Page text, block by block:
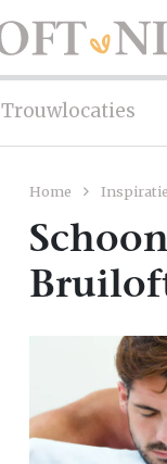
Trouwlocaties
Home Inspiratie